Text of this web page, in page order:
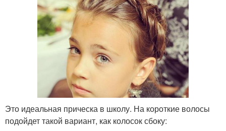
Это идеальная прическа в школу. На короткие волосы
подойдет такой вариант, как колосок сбоку: